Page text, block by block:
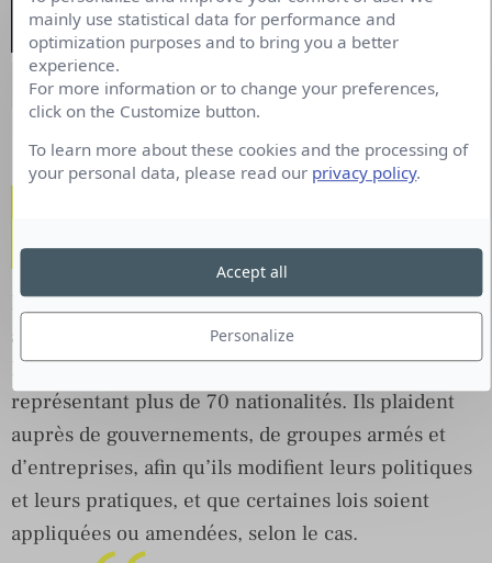
Association GreenBee Upcycling – Le Filet Mignon
Human Rights Watch
Human Rights Watchenquête sur des abus commis
à travers le monde, afin de le dénoncer.
L’organisation compte environ 450 employés
représentant plus de 70 nationalités. Ils plaident
auprès de gouvernements, de groupes armés et
d’entreprises, afin qu’ils modifient leurs politiques
et leurs pratiques, et que certaines lois soient
appliquées ou amendées, selon le cas.
mainly use statistical data for performance and
optimization purposes and to bring you a better
experience.
For more information or to change your preferences,
click on the Customize button.
To learn more about these cookies and the processing of
your personal data, please read our privacy policy.
Personalize
Accept all